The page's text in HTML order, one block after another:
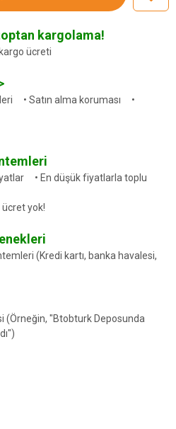
kargolama!
ücreti
• Satın alma koruması •
• En düşük fiyatlarla toplu
yok!
(Kredi kartı, banka havalesi,
(Örneğin, "Btobturk Deposunda